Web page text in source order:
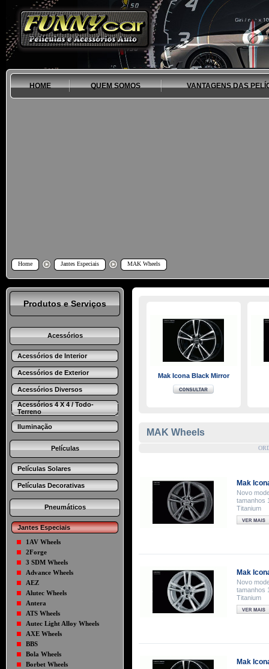
HOME QUEM SOMOS VANTAGENS DAS
Home Jantes Especiais MAK Wheels
Produtos e Serviços
Acessórios
Acessórios de Interior
Acessórios de Exterior
Acessórios Diversos
Acessórios 4 X 4 / Todo-
Terreno
Iluminação
Películas
Películas Solares
Películas Decorativas
Pneumáticos
Jantes Especiais
1AV Wheels
2Forge
3 SDM Wheels
Advance Wheels
AEZ
Alutec Wheels
Antera
ATS Wheels
Autec Light Alloy Wheels
AXE Wheels
BBS
Bola Wheels
Borbet Wheels
Mak Icona Black Mirror
MAK Wheels
Mak
Novo
tamanhos
Titanium
Mak
Novo
tamanhos
Titanium
Mak